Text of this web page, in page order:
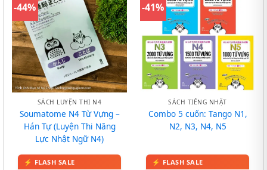
-44%
SÁCH LUYỆN THI N4
Soumatome N4 Từ Vựng –
Hán Tự (Luyện Thi Năng
Lực Nhật Ngữ N4)
-41%
SÁCH TIẾNG NHẬT
Combo 5 cuốn: Tango N1,
N2, N3, N4, N5